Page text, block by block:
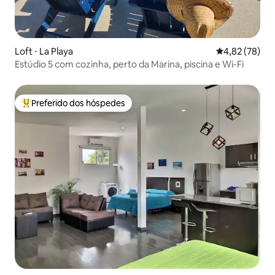
Loft ⋅ La Playa 4,82 de uma
4,82 (78)
Estúdio 5 com cozinha, perto da Marina, piscina e Wi-Fi
Entre os melhores preferidos dos hóspedes
Preferido dos hóspedes